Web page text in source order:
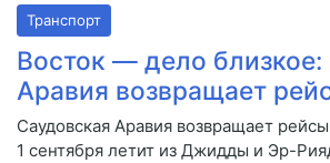
Транспорт
Восток — дело близкое:
Аравия возвращает
Саудовская Аравия возвращает
1 сентября летит из Джидды и Эр-